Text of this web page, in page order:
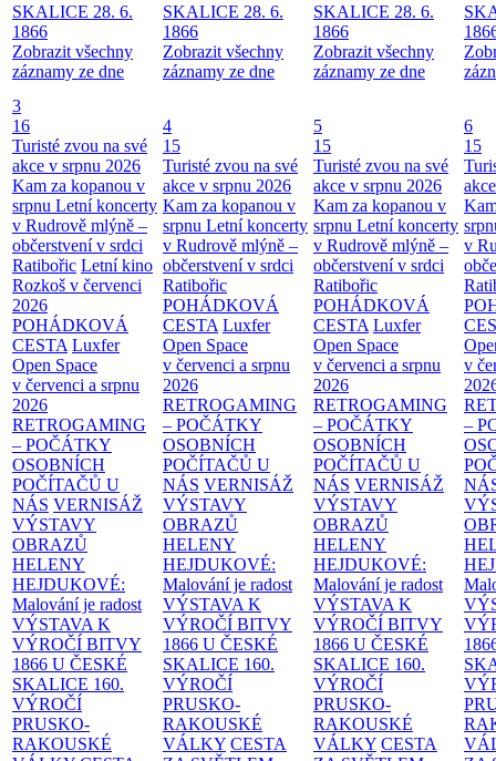
SKALICE 28. 6.
1866
Zobrazit všechny
záznamy ze dne
SKALICE 28. 6.
1866
Zobrazit všechny
záznamy ze dne
SKALICE 28. 6.
1866
Zobrazit všechny
záznamy ze dne
3
16
Turisté zvou na své
akce v srpnu 2026
Kam za kopanou v
srpnu Letní koncerty
v Rudrově mlýně –
občerstvení v srdci
Ratibořic Letní kino
Rozkoš v červenci
2026
POHÁDKOVÁ
CESTA Luxfer
Open Space
v červenci a srpnu
2026
RETROGAMING
– POČÁTKY
OSOBNÍCH
POČÍTAČŮ U
NÁS VERNISÁŽ
VÝSTAVY
OBRAZŮ
HELENY
HEJDUKOVÉ:
Malování je radost
VÝSTAVA K
VÝROČÍ BITVY
1866 U ČESKÉ
SKALICE 160.
VÝROČÍ
PRUSKO-
RAKOUSKÉ
4
15
Turisté zvou na své
akce v srpnu 2026
Kam za kopanou v
srpnu Letní koncerty
v Rudrově mlýně –
občerstvení v srdci
Ratibořic
POHÁDKOVÁ
CESTA Luxfer
Open Space
v červenci a srpnu
2026
RETROGAMING
– POČÁTKY
OSOBNÍCH
POČÍTAČŮ U
NÁS VERNISÁŽ
VÝSTAVY
OBRAZŮ
HELENY
HEJDUKOVÉ:
Malování je radost
VÝSTAVA K
VÝROČÍ BITVY
1866 U ČESKÉ
SKALICE 160.
VÝROČÍ
PRUSKO-
RAKOUSKÉ
VÁLKY CESTA
5
15
Turisté zvou na své
akce v srpnu 2026
Kam za kopanou v
srpnu Letní koncerty
v Rudrově mlýně –
občerstvení v srdci
Ratibořic
POHÁDKOVÁ
CESTA Luxfer
Open Space
v červenci a srpnu
2026
RETROGAMING
– POČÁTKY
OSOBNÍCH
POČÍTAČŮ U
NÁS VERNISÁŽ
VÝSTAVY
OBRAZŮ
HELENY
HEJDUKOVÉ:
Malování je radost
VÝSTAVA K
VÝROČÍ BITVY
1866 U ČESKÉ
SKALICE 160.
VÝROČÍ
PRUSKO-
RAKOUSKÉ
VÁLKY CESTA
6
15
v
v
–